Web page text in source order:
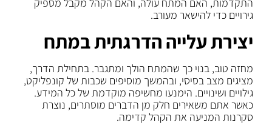
גירויים כדי להישאר מעורב.
יצירת עלייה הדרגתית במתח
מחזה טוב, בנוי כך שהמתח הולך ומתגבר. בתחילת הדרך,
מציגים מצב בסיסי, ובהמשך מוסיפים שכבות של קונפליקט,
גילויים ושינויים. הימנעו מחשיפה מוקדמת של כל המידע.
כאשר אתם משאירים חלק מן הדברים מוסתרים, נוצרת
סקרנות המניעה את הקהל קדימה.